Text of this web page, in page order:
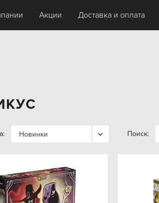
Акции Доставка и оплата
Новинки Поиск: